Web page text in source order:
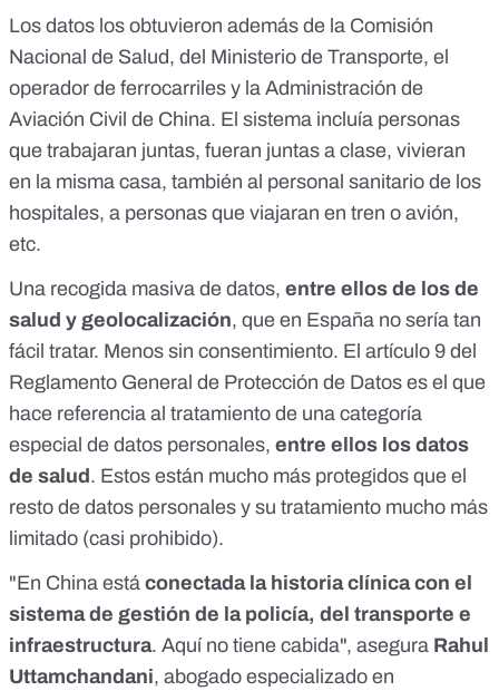
Los datos los obtuvieron además de la Comisión
Nacional de Salud, del Ministerio de Transporte, el
operador de ferrocarriles y la Administración de
Aviación Civil de China. El sistema incluía personas
que trabajaran juntas, fueran juntas a clase, vivieran
en la misma casa, también al personal sanitario de los
hospitales, a personas que viajaran en tren o avión,
etc.
Una recogida masiva de datos, entre ellos de los de
salud y geolocalización, que en España no sería tan
fácil tratar. Menos sin consentimiento. El artículo 9 del
Reglamento General de Protección de Datos es el que
hace referencia al tratamiento de una categoría
especial de datos personales, entre ellos los datos
de salud . Estos están mucho más protegidos que el
resto de datos personales y su tratamiento mucho más
limitado (casi prohibido).
"En China está conectada la historia clínica con el
sistema de gestión de la policía, del transporte e
infraestructura. Aquí no tiene cabida", asegura Rahul
Uttamchandani, abogado especializado en